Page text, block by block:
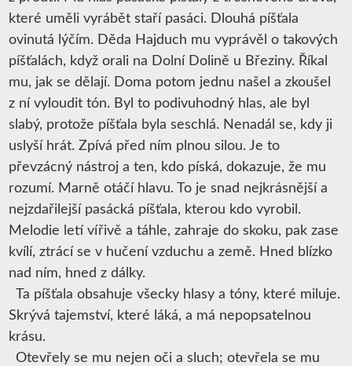
které uměli vyrábět staří pasáci. Dlouhá píšťala
ovinutá lýčím. Děda Hajduch mu vyprávěl o takových
píšťalách, když orali na Dolní Dolině u Březiny. Říkal
mu, jak se dělají. Doma potom jednu našel a zkoušel
z ní vyloudit tón. Byl to podivuhodný hlas, ale byl
slabý, protože píšťala byla seschlá. Nenadál se, kdy ji
uslyší hrát. Zpívá před ním plnou silou. Je to
převzácný nástroj a ten, kdo píská, dokazuje, že mu
rozumí. Marně otáčí hlavu. To je snad nejkrásnější a
nejzdařilejší pasácká píšťala, kterou kdo vyrobil.
Melodie letí vířivě a táhle, zahraje do skoku, pak zase
kvílí, ztrácí se v hučení vzduchu a země. Hned blízko
nad ním, hned z dálky.
Ta píšťala obsahuje všecky hlasy a tóny, které miluje.
Skrývá tajemství, které láká, a má nepopsatelnou
krásu.
Otevřely se mu nejen oči a sluch; otevřela se mu